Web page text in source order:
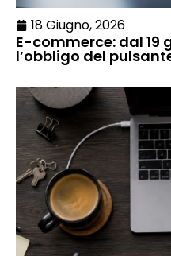
18 Giugno, 2026
E-commerce: dal 19
l’obbligo del